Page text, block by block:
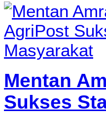
Mentan
Sukses